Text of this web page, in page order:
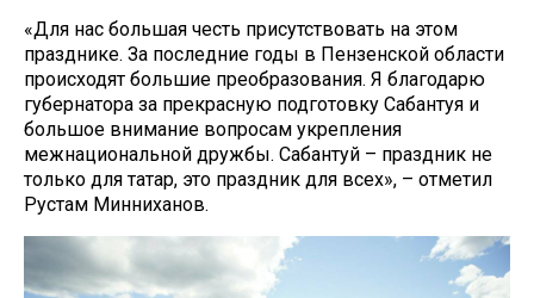
«Для нас большая честь присутствовать на этом
празднике. За последние годы в Пензенской области
происходят большие преобразования. Я благодарю
губернатора за прекрасную подготовку Сабантуя и
большое внимание вопросам укрепления
межнациональной дружбы. Сабантуй – праздник не
только для татар, это праздник для всех», – отметил
Рустам Минниханов.